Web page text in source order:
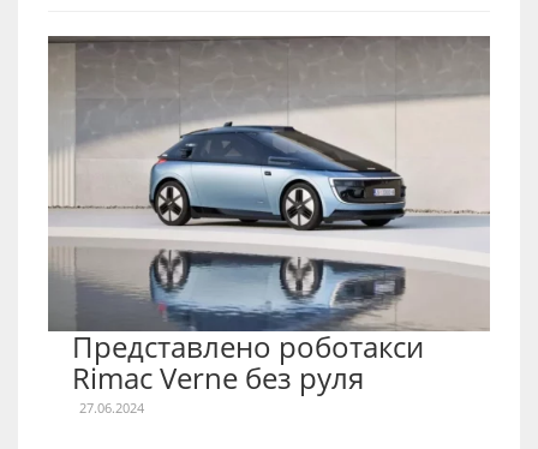
Представлено роботакси
Rimac Verne без руля
27.06.2024